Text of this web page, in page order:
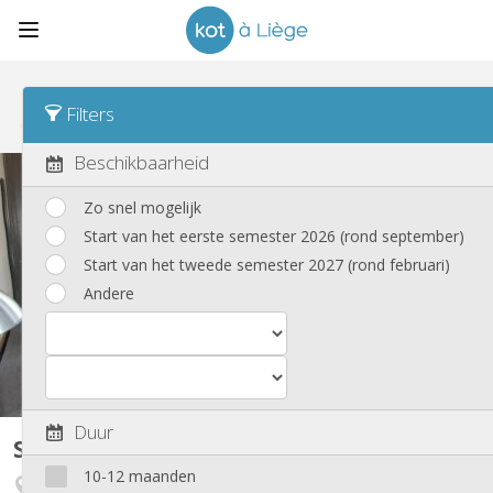
Filters
Beschikbaarheid
Zo snel mogelijk
Start van het eerste semester 2026 (rond september)
Start van het tweede semester 2027 (rond februari)
Andere
Duur
10-12 maanden
Sorteren
Studio's
Studio
17 m²
Fétinne / Longdoz / Vennes